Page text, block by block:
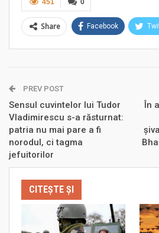
0
451
Share Facebook
PREV POST
Sensul cuvintelor lui Tudor
Vladimirescu s-a răsturnat:
patria nu mai pare a fi
norodul, ci tagma
jefuitorilor
În
CITEȘTE ȘI